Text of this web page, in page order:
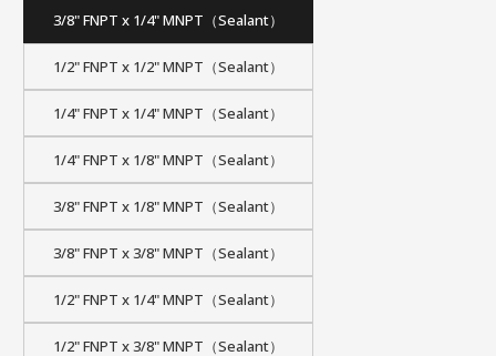
3/8" FNPT x 1/4" MNPT（Sealant）
1/2" FNPT x 1/2" MNPT（Sealant）
1/4" FNPT x 1/4" MNPT（Sealant）
1/4" FNPT x 1/8" MNPT（Sealant）
3/8" FNPT x 1/8" MNPT（Sealant）
3/8" FNPT x 3/8" MNPT（Sealant）
1/2" FNPT x 1/4" MNPT（Sealant）
1/2" FNPT x 3/8" MNPT（Sealant）